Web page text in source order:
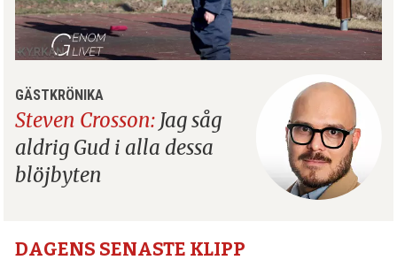
GÄSTKRÖNIKA
Steven Crosson: Jag såg
aldrig Gud i alla dessa
blöjbyten
DAGENS SENASTE KLIPP